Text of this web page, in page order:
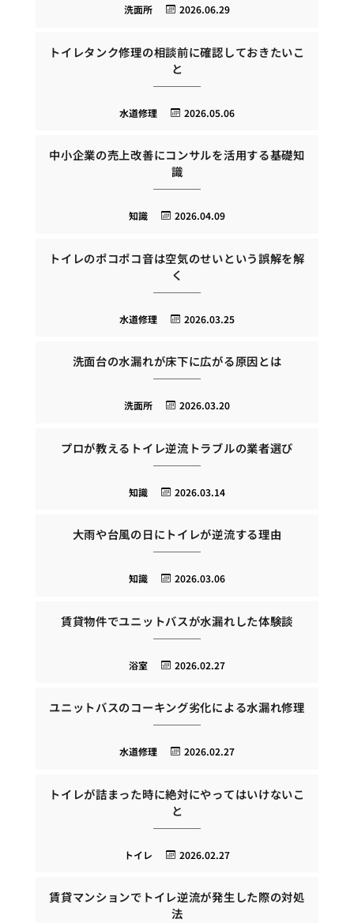
2026.06.29
洗面所
トイレタンク修理の相談前に確認しておきたいこ
と
2026.05.06
水道修理
中小企業の売上改善にコンサルを活用する基礎知
識
2026.04.09
知識
トイレのポコポコ音は空気のせいという誤解を解
く
2026.03.25
水道修理
洗面台の水漏れが床下に広がる原因とは
2026.03.20
洗面所
プロが教えるトイレ逆流トラブルの業者選び
2026.03.14
知識
大雨や台風の日にトイレが逆流する理由
2026.03.06
知識
賃貸物件でユニットバスが水漏れした体験談
2026.02.27
浴室
ユニットバスのコーキング劣化による水漏れ修理
2026.02.27
水道修理
トイレが詰まった時に絶対にやってはいけないこ
と
2026.02.27
トイレ
賃貸マンションでトイレ逆流が発生した際の対処
法